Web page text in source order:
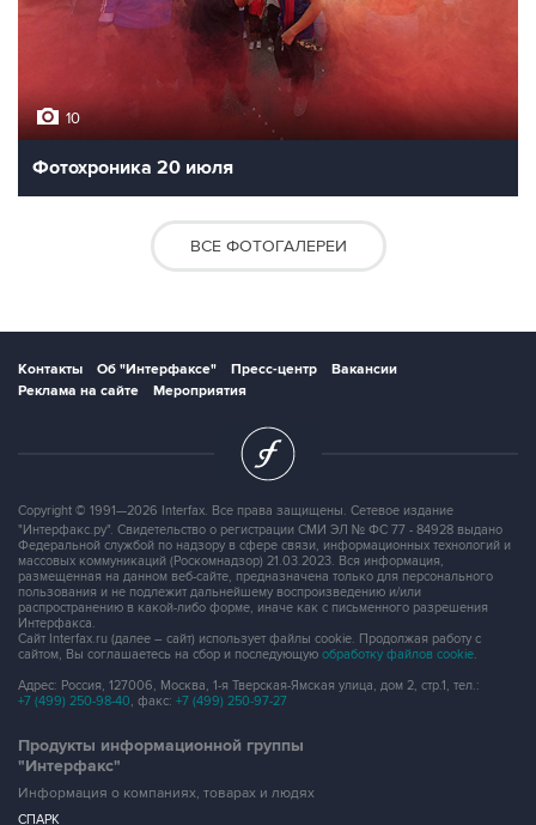
10
Фотохроника 20 июля
ВСЕ ФОТОГАЛЕРЕИ
Контакты Об "Интерфаксе" Пресс-центр
Вакансии
Реклама на сайте
Мероприятия
Copyright © 1991—2026 Interfax. Все права защищены. Сетевое издание
"Интерфакс.ру". Свидетельство о регистрации СМИ ЭЛ № ФС 77 - 84928 выдано
Федеральной службой по надзору в сфере связи, информационных технологий и
массовых коммуникаций (Роскомнадзор) 21.03.2023. Вся информация,
размещенная на данном веб-сайте, предназначена только для персонального
пользования и не подлежит дальнейшему воспроизведению и/или
распространению в какой-либо форме, иначе как с письменного разрешения
Интерфакса.
Сайт Interfax.ru (далее – сайт) использует файлы cookie. Продолжая работу с
сайтом, Вы соглашаетесь на сбор и последующую обработку файлов cookie.
Адрес: Россия, 127006, Москва, 1-я Тверская-Ямская улица, дом 2, стр.1, тел.:
+7 (499) 250-98-40, факс: +7 (499) 250-97-27
Продукты информационной группы
"Интерфакс"
Информация о компаниях, товарах и людях
СПАРК